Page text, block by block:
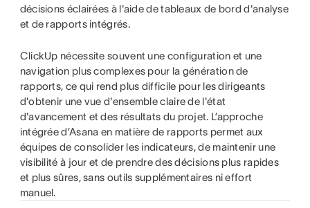
décisions éclairées à l'aide de tableaux de bord d'analyse
et de rapports intégrés.
ClickUp nécessite souvent une configuration et une
navigation plus complexes pour la génération de
rapports, ce qui rend plus difficile pour les dirigeants
d'obtenir une vue d'ensemble claire de l'état
d'avancement et des résultats du projet. L’approche
intégrée d’Asana en matière de rapports permet aux
équipes de consolider les indicateurs, de maintenir une
visibilité à jour et de prendre des décisions plus rapides
et plus sûres, sans outils supplémentaires ni effort
manuel.